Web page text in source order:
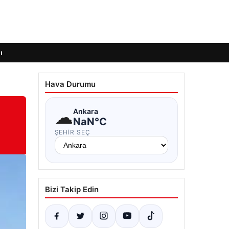
Hava Durumu
☁Ankara
NaN°C
ŞEHIR SEÇ
Bizi Takip Edin